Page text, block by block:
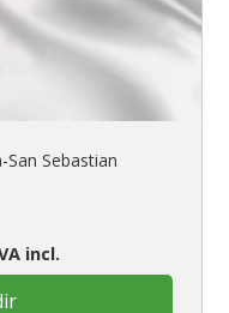
Sebastian
incl.